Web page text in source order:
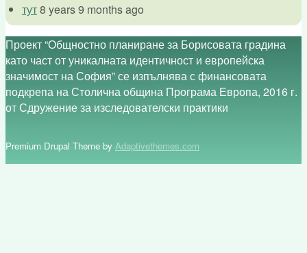
тут8 years 9 months ago
Проект “Общностно планиране за Борисовата градина
като част от уникалната идентичност и европейска
значимост на София” се изпълнява с финансовата
подкрепа на Столична община Програма Европа, 2016 г.
от Сдружение за изследователски практики
Premium Drupal Theme by Adaptivethemes.com